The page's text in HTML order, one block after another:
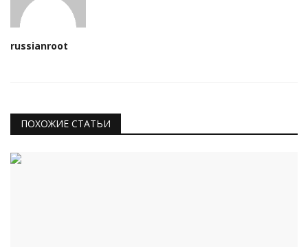
russianroot
ПОХОЖИЕ СТАТЬИ